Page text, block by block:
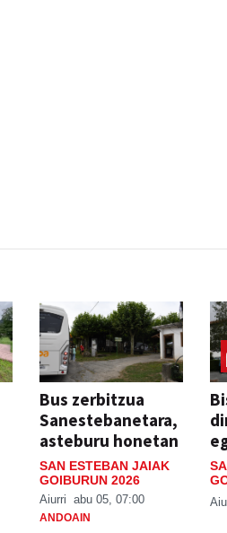
Bus zerbitzua
Sanestebanetara,
asteburu honetan
SAN ESTEBAN JAIAK
GOIBURUN 2026
Aiurri abu 05, 07:00
ANDOAIN